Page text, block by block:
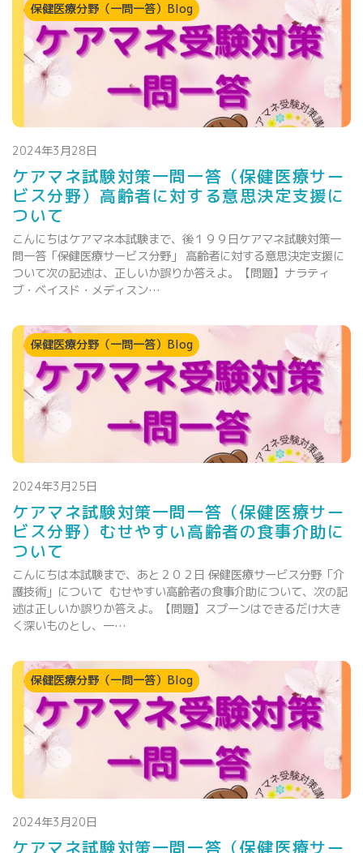
保健医療分野（一問一答）Blog
2024年3月28日
ケアマネ試験対策一問一答（保健医療サー
ビス分野）高齢者に対する意思決定支援に
ついて
こんにちはケアマネ本試験まで、後１９９日ケアマネ試験対策一
問一答「保健医療サービス分野」 高齢者に対する意思決定支援に
ついて次の記述は、正しいか誤りか答えよ。【問題】ナラティ
ブ・ベイスド・メディスン…
保健医療分野（一問一答）Blog
2024年3月25日
ケアマネ試験対策一問一答（保健医療サー
ビス分野）むせやすい高齢者の食事介助に
ついて
こんにちは本試験まで、あと２０２日 保健医療サービス分野「介
護技術」について むせやすい高齢者の食事介助について、次の記
述は正しいか誤りか答えよ。【問題】スプーンはできるだけ大き
く深いものとし、一…
保健医療分野（一問一答）Blog
2024年3月20日
ケアマネ試験対策一問一答（保健医療サー